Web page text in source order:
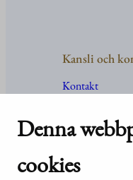
Denna
cookies
Kansli och
Kontakt
För media
Vanliga frågor